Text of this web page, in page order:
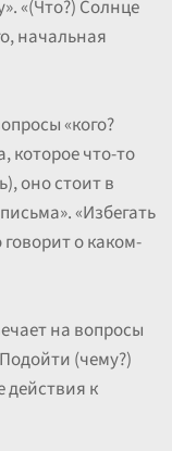
«(Что?) Солнце
начальная
«кого?
которое что-то
оно стоит в
«Избегать
о каком-
на вопросы
(чему?)
действия к